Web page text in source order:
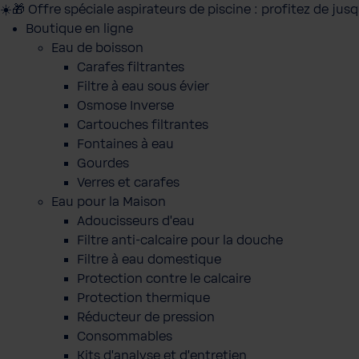
☀️🎁 Offre spéciale aspirateurs de piscine : profitez de
Boutique en ligne
Eau de boisson
Carafes filtrantes
Filtre à eau sous évier
Osmose Inverse
Cartouches filtrantes
Fontaines à eau
Gourdes
Verres et carafes
Eau pour la Maison
Adoucisseurs d'eau
Filtre anti-calcaire pour la douche
Filtre à eau domestique
Protection contre le calcaire
Protection thermique
Réducteur de pression
Consommables
Kits d'analyse et d'entretien